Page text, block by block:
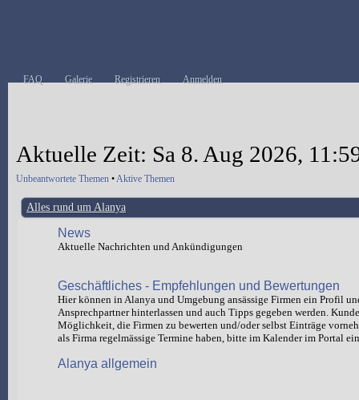
FAQ Galerie Registrieren Anmelden
Aktuelle Zeit: Sa 8. Aug 2026,
Unbeantwortete Themen •Aktive Themen
Alles rund um Alanya
News
Aktuelle Nachrichten und Ankündigungen
Geschäftliches - Empfehlungen und Bewertungen
Hier können in Alanya und Umgebung ansässige Firmen ein Profil
Ansprechpartner hinterlassen und auch Tipps gegeben werden.
Möglichkeit, die Firmen zu bewerten und/oder selbst Einträge
als Firma regelmässige Termine haben, bitte im Kalender im Portal
Alanya allgemein